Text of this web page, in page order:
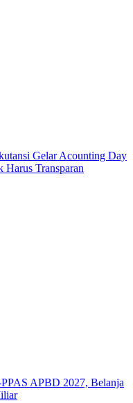
Gelar Acounting Day
Harus Transparan
APBD 2027, Belanja